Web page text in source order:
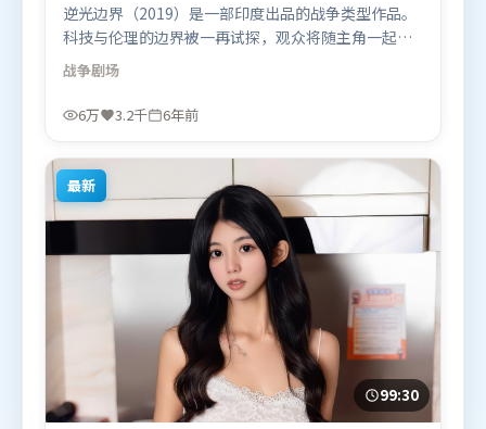
逆光边界（2019）是一部印度出品的战争类型作品。
科技与伦理的边界被一再试探，观众将随主角一起经
历道德震荡。动作场面设计讲究空间与节奏，文戏部
分同样扎实耐嚼。由徐克执导，马东锡、孙艺珍、胡
歌，梁朝伟、刘德华等联袂出演。影片于2019年12月
材的观众观看。
战争剧场
6万 3.2千 6年前
最新
99:30